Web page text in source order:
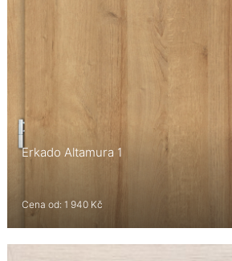
Erkado Altamura 1
Cena od: 1 940 Kč